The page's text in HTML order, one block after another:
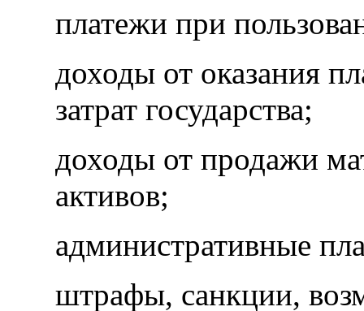
платежи при
доходы от оказания
затрат государства;
доходы от продажи
активов;
административные
штрафы, санкции,